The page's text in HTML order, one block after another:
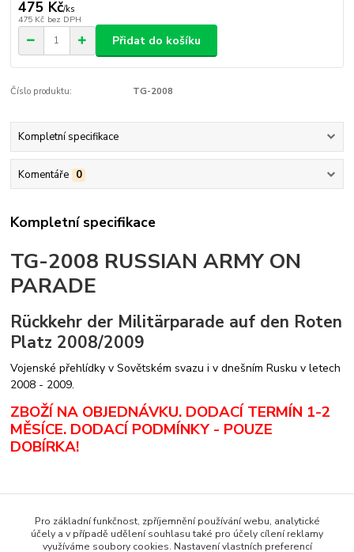
475 Kč/ks
475 Kč bez DPH
Přidat do košíku
Číslo produktu: TG-2008
Kompletní specifikace
Komentáře 0
Kompletní specifikace
TG-2008 RUSSIAN ARMY ON
PARADE
Rückkehr der Militärparade auf den Roten
Platz 2008/2009
Vojenské přehlídky v Sovětském svazu i v dnešním Rusku v letech
2008 - 2009.
ZBOŽÍ NA OBJEDNÁVKU. DODACÍ TERMÍN 1-2
MĚSÍCE. DODACÍ PODMÍNKY - POUZE
DOBÍRKA!
Zboží zařazeno v kategoriích
Zahraniční literatura
Pro základní funkčnost, zpříjemnění používání webu, analytické
účely a v případě udělení souhlasu také pro účely cílení reklamy
využíváme soubory cookies. Nastavení vlastních preferencí